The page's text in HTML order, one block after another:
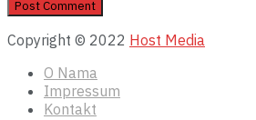
Copyright © 2022 Host Media
O Nama
Impressum
Kontakt